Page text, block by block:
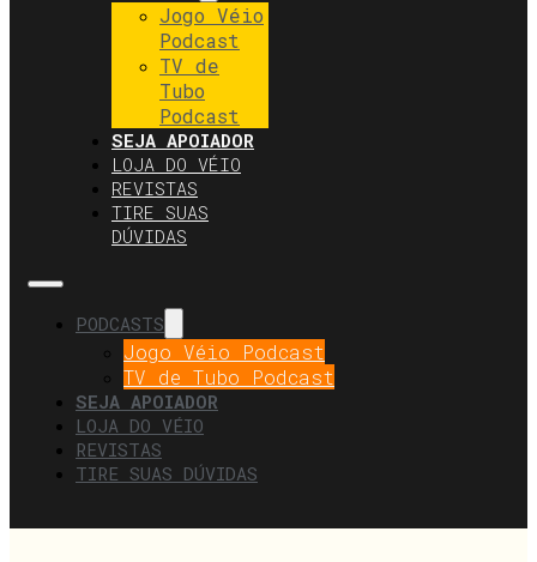
Jogo Véio
Podcast
TV de
Tubo
Podcast
SEJA APOIADOR
LOJA DO VÉIO
REVISTAS
TIRE SUAS
DÚVIDAS
PODCASTS
Jogo Véio Podcast
TV de Tubo Podcast
SEJA APOIADOR
LOJA DO VÉIO
REVISTAS
TIRE SUAS DÚVIDAS